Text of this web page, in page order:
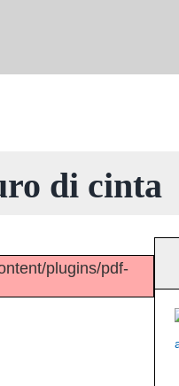
di cinta
plugins/pdf-